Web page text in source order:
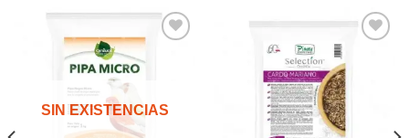
lista de
SIN EXISTENCIAS